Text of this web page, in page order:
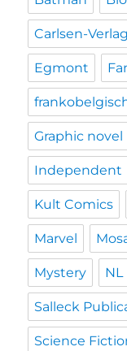
Carlsen-Verlag
Egmont
Graphic novel
Independent
Kult Comics
Marvel
Mystery NL
Salleck
Science